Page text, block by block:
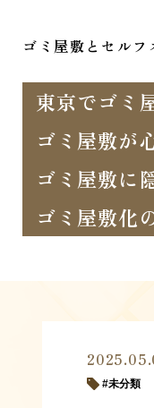
ゴミ屋敷とセル
東京でゴミ
ゴミ屋敷が
ゴミ屋敷に
ゴミ屋敷化
未分類